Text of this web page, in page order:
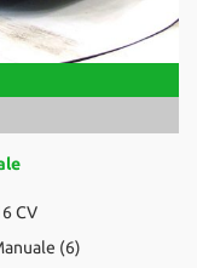
CV
(6)